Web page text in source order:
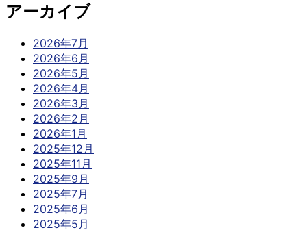
アーカイブ
2026年7月
2026年6月
2026年5月
2026年4月
2026年3月
2026年2月
2026年1月
2025年12月
2025年11月
2025年9月
2025年7月
2025年6月
2025年5月